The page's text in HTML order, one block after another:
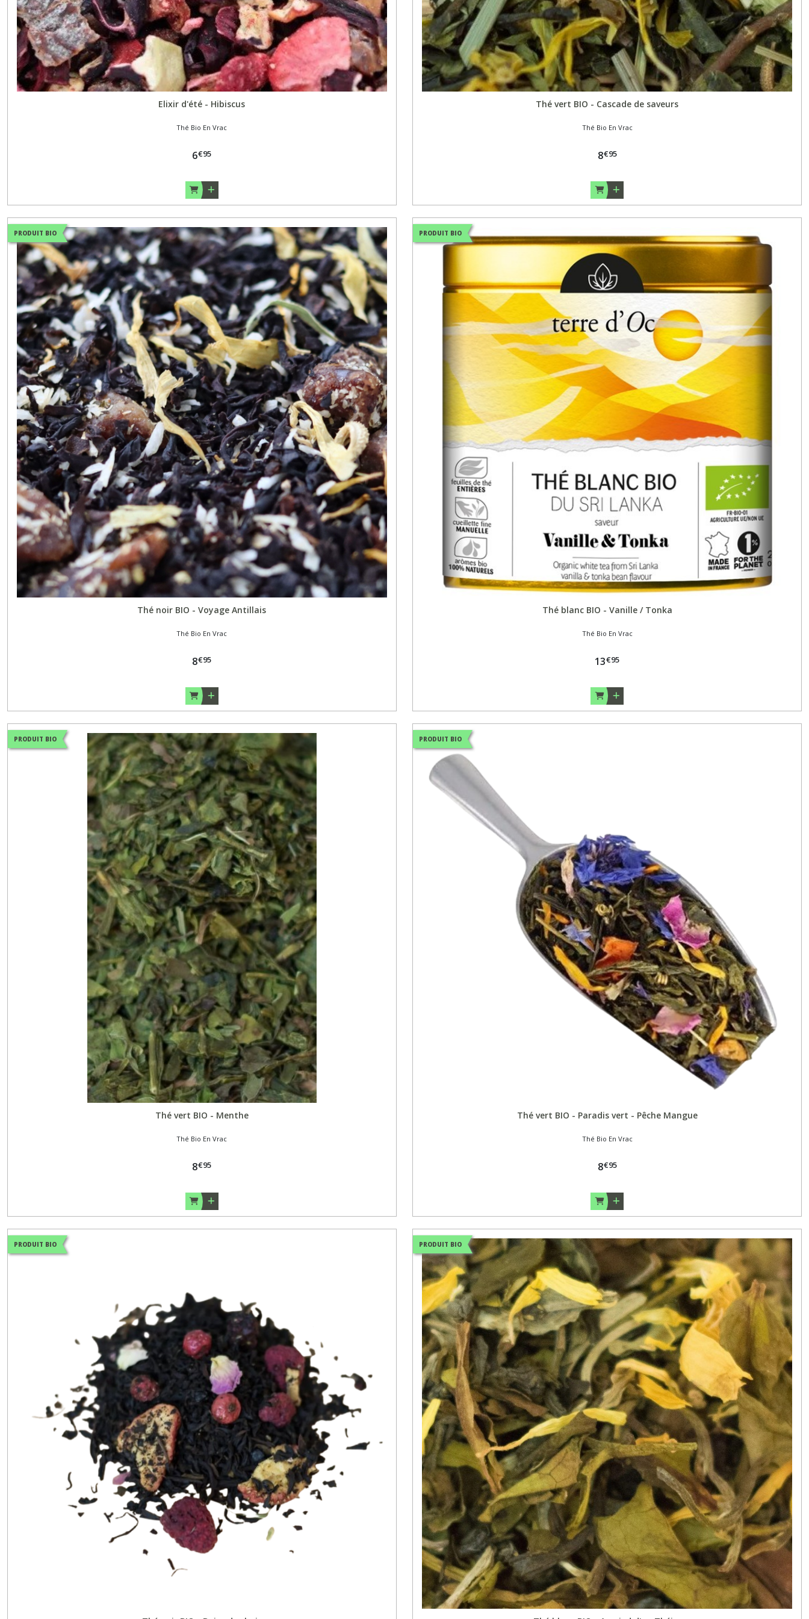
Elixir d'été - Hibiscus
Thé Bio En Vrac
6€95
Thé vert BIO - Cascade de saveurs
Thé Bio En Vrac
8€95
PRODUIT BIO
Thé noir BIO - Voyage Antillais
Thé Bio En Vrac
8€95
PRODUIT BIO
Thé blanc BIO - Vanille / Tonka
Thé Bio En Vrac
13€95
PRODUIT BIO
Thé vert BIO - Menthe
Thé Bio En Vrac
8€95
PRODUIT BIO
Thé vert BIO - Paradis vert - Pêche Mangue
Thé Bio En Vrac
8€95
PRODUIT BIO PRODUIT BIO
Thé
Dammann
infusettes
(31)
Coffret